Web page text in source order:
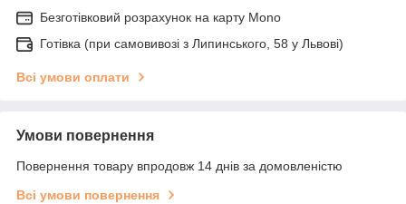
Безготівковий розрахунок на карту Mono
Готівка (при самовивозі з Липинського, 58 у Львові)
Всі умови оплати
Умови повернення
Повернення товару впродовж 14 днів за домовленістю
Всі умови повернення